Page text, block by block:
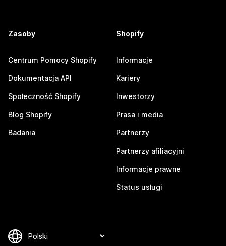
Zasoby
Centrum Pomocy Shopify
Dokumentacja API
Społeczność Shopify
Blog Shopify
Badania
Shopify
Informacje
Kariery
Inwestorzy
Prasa i media
Partnerzy
Partnerzy afiliacyjni
Informacje prawne
Status usługi